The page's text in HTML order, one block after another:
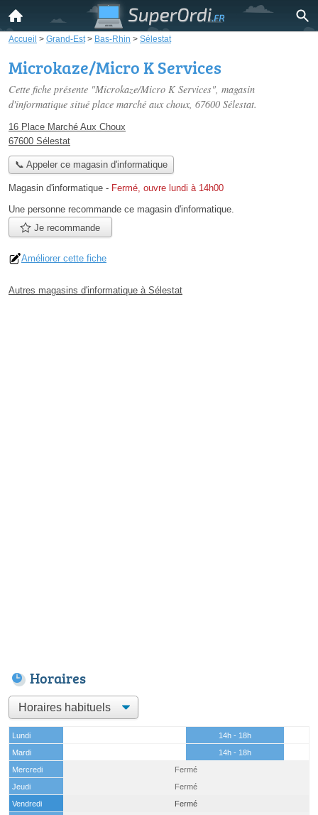
Accueil > Grand-Est > Bas-Rhin > Sélestat
Microkaze/Micro K Services
Cette fiche présente "Microkaze/Micro K Services", magasin
d'informatique situé place marché aux choux, 67600 Sélestat.
16 Place Marché Aux Choux
67600 Sélestat
📞 Appeler ce magasin d'informatique
Magasin d'informatique - Fermé, ouvre lundi à 14h00
Une personne recommande ce magasin d'informatique.
Je recommande
Améliorer cette fiche
Autres magasins d'informatique à Sélestat
Horaires
Lundi
14h - 18h
Mardi
14h - 18h
Mercredi
Fermé
Jeudi
Fermé
Vendredi
Fermé